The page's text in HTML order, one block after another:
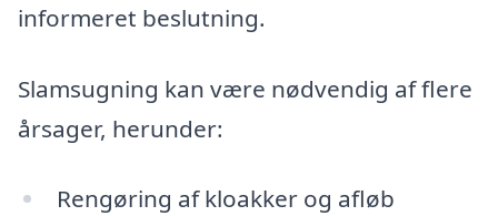
informeret beslutning.
Slamsugning kan være nødvendig af flere
årsager, herunder:
Rengøring af kloakker og afløb